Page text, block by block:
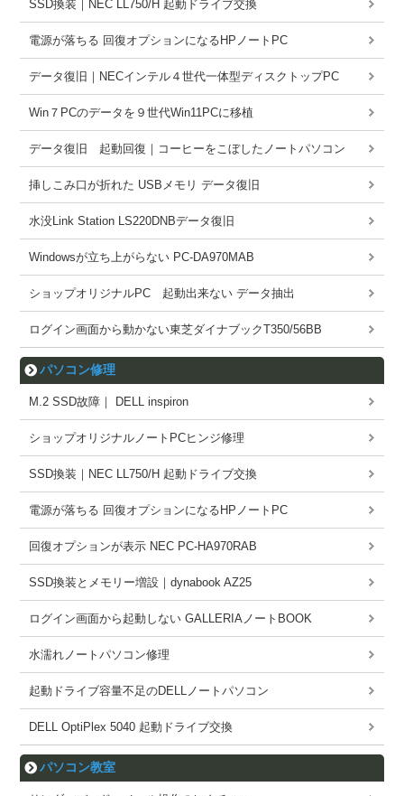
SSD換装｜NEC LL750/H 起動ドライブ交換
電源が落ちる 回復オプションになるHPノートPC
データ復旧｜NECインテル４世代一体型ディスクトップPC
Win７PCのデータを９世代Win11PCに移植
データ復旧 起動回復｜コーヒーをこぼしたノートパソコン
挿しこみ口が折れた USBメモリ データ復旧
水没Link Station LS220DNBデータ復旧
Windowsが立ち上がらない PC-DA970MAB
ショップオリジナルPC 起動出来ない データ抽出
ログイン画面から動かない東芝ダイナブックT350/56BB
パソコン修理
M.2 SSD故障｜ DELL inspiron
ショップオリジナルノートPCヒンジ修理
SSD換装｜NEC LL750/H 起動ドライブ交換
電源が落ちる 回復オプションになるHPノートPC
回復オプションが表示 NEC PC-HA970RAB
SSD換装とメモリー増設｜dynabook AZ25
ログイン画面から起動しない GALLERIAノートBOOK
水濡れノートパソコン修理
起動ドライブ容量不足のDELLノートパソコン
DELL OptiPlex 5040 起動ドライブ交換
パソコン教室